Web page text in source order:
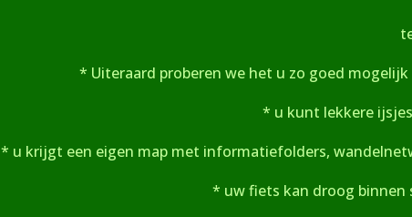
* Uiteraard proberen we het u zo goed
* u kunt lekkere
* u krijgt een eigen map met informatiefolders,
* uw fiets kan droog binnen